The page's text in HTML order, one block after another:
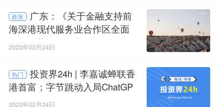
政策
广东：《关于金融支持前
海深港现代服务业合作区全面
深化改革开放的意见》
2023年02月24日
热门
投资界24h | 李嘉诚蝉联香
港首富；字节跳动入局ChatGP
T；100亿黄河母基金落地山东
2023年02月24日